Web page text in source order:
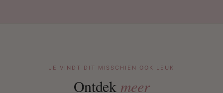
JE VINDT DIT MISSCHIEN OOK LEUK
Ontdek meer